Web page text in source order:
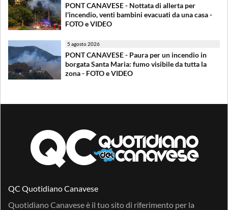
PONT CANAVESE - Nottata di allerta per
l'incendio, venti bambini evacuati da una casa -
FOTO e VIDEO
5 agosto 2026
PONT CANAVESE - Paura per un incendio in
borgata Santa Maria: fumo visibile da tutta la
zona - FOTO e VIDEO
QC Quotidiano Canavese
Quotidiano Canavese è il tuo sito di riferimento per la